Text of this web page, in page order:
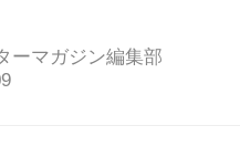
オープン。
ーマガジン編集部